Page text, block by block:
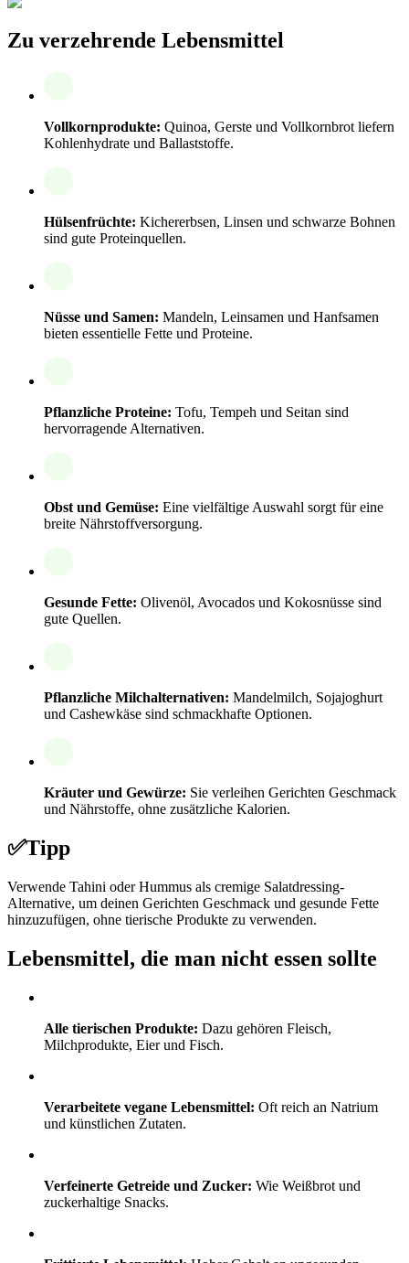
Zu verzehrende Lebensmittel
Vollkornprodukte: Quinoa, Gerste und Vollkornbrot liefern
Kohlenhydrate und Ballaststoffe.
Hülsenfrüchte: Kichererbsen, Linsen und schwarze Bohnen
sind gute Proteinquellen.
Nüsse und Samen: Mandeln, Leinsamen und Hanfsamen
bieten essentielle Fette und Proteine.
Pflanzliche Proteine: Tofu, Tempeh und Seitan sind
hervorragende Alternativen.
Obst und Gemüse: Eine vielfältige Auswahl sorgt für eine
breite Nährstoffversorgung.
Gesunde Fette: Olivenöl, Avocados und Kokosnüsse sind
gute Quellen.
Pflanzliche Milchalternativen: Mandelmilch, Sojajoghurt
und Cashewkäse sind schmackhafte Optionen.
Kräuter und Gewürze: Sie verleihen Gerichten Geschmack
und Nährstoffe, ohne zusätzliche Kalorien.
✅Tipp
Verwende Tahini oder Hummus als cremige Salatdressing-
Alternative, um deinen Gerichten Geschmack und gesunde Fette
hinzuzufügen, ohne tierische Produkte zu verwenden.
Lebensmittel, die man nicht essen sollte
Alle tierischen Produkte: Dazu gehören Fleisch,
Milchprodukte, Eier und Fisch.
Verarbeitete vegane Lebensmittel: Oft reich an Natrium
und künstlichen Zutaten.
Verfeinerte Getreide und Zucker: Wie Weißbrot und
zuckerhaltige Snacks.